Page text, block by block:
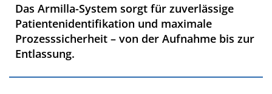
Das Armilla-System sorgt für zuverlässige
Patientenidentifikation und maximale
Prozesssicherheit – von der Aufnahme bis zur
Entlassung.